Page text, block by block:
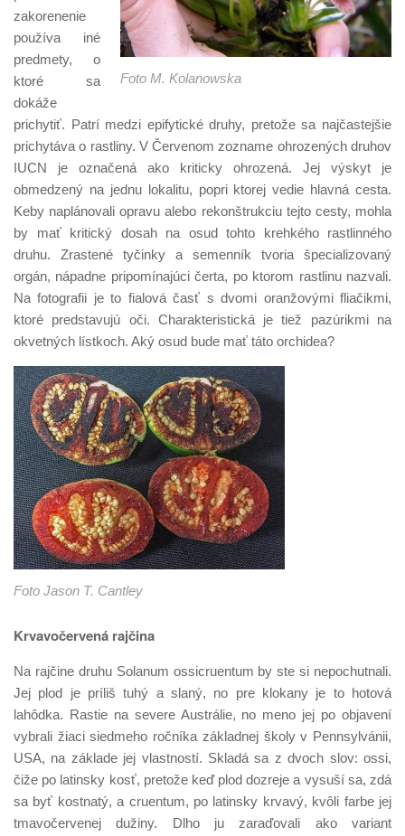
Foto M. Kolanowska
zakorenenie
používa iné
predmety, o
ktoré sa
dokáže
prichytiť. Patrí medzi epifytické druhy, pretože sa najčastejšie
prichytáva o rastliny. V Červenom zozname ohrozených druhov
IUCN je označená ako kriticky ohrozená. Jej výskyt je
obmedzený na jednu lokalitu, popri ktorej vedie hlavná cesta.
Keby naplánovali opravu alebo rekonštrukciu tejto cesty, mohla
by mať kritický dosah na osud tohto krehkého rastlinného
druhu. Zrastené tyčinky a semenník tvoria špecializovaný
orgán, nápadne pripomínajúci čerta, po ktorom rastlinu nazvali.
Na fotografii je to fialová časť s dvomi oranžovými fliačikmi,
ktoré predstavujú oči. Charakteristická je tiež pazúrikmi na
okvetných lístkoch. Aký osud bude mať táto orchidea?
Foto Jason T. Cantley
Krvavočervená rajčina
Na rajčine druhu Solanum ossicruentum by ste si nepochutnali.
Jej plod je príliš tuhý a slaný, no pre klokany je to hotová
lahôdka. Rastie na severe Austrálie, no meno jej po objavení
vybrali žiaci siedmeho ročníka základnej školy v Pennsylvánii,
USA, na základe jej vlastností. Skladá sa z dvoch slov: ossi,
čiže po latinsky kosť, pretože keď plod dozreje a vysuší sa, zdá
sa byť kostnatý, a cruentum, po latinsky krvavý, kvôli farbe jej
tmavočervenej dužiny. Dlho ju zaraďovali ako variant